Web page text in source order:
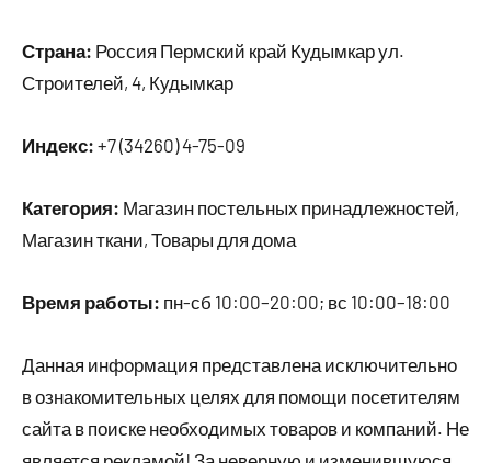
Страна: Россия Пермский край Кудымкар ул.
Строителей, 4, Кудымкар
Индекс: +7 (34260) 4-75-09
Категория: Магазин постельных принадлежностей,
Магазин ткани, Товары для дома
Время работы: пн-сб 10:00–20:00; вс 10:00–18:00
Данная информация представлена исключительно
в ознакомительных целях для помощи посетителям
сайта в поиске необходимых товаров и компаний. Не